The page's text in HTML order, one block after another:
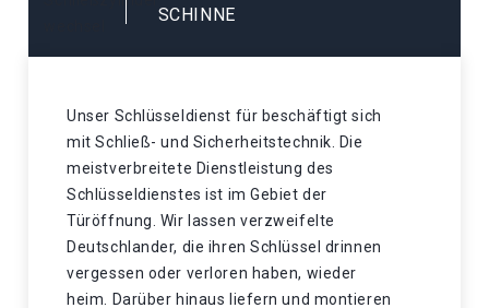
CHINNE
Unser Schlüsseldienst für beschäftigt sich
mit Schließ- und Sicherheitstechnik. Die
meistverbreitete Dienstleistung des
Schlüsseldienstes ist im Gebiet der
Türöffnung. Wir lassen verzweifelte
Deutschlander, die ihren Schlüssel drinnen
vergessen oder verloren haben, wieder
heim. Darüber hinaus liefern und montieren